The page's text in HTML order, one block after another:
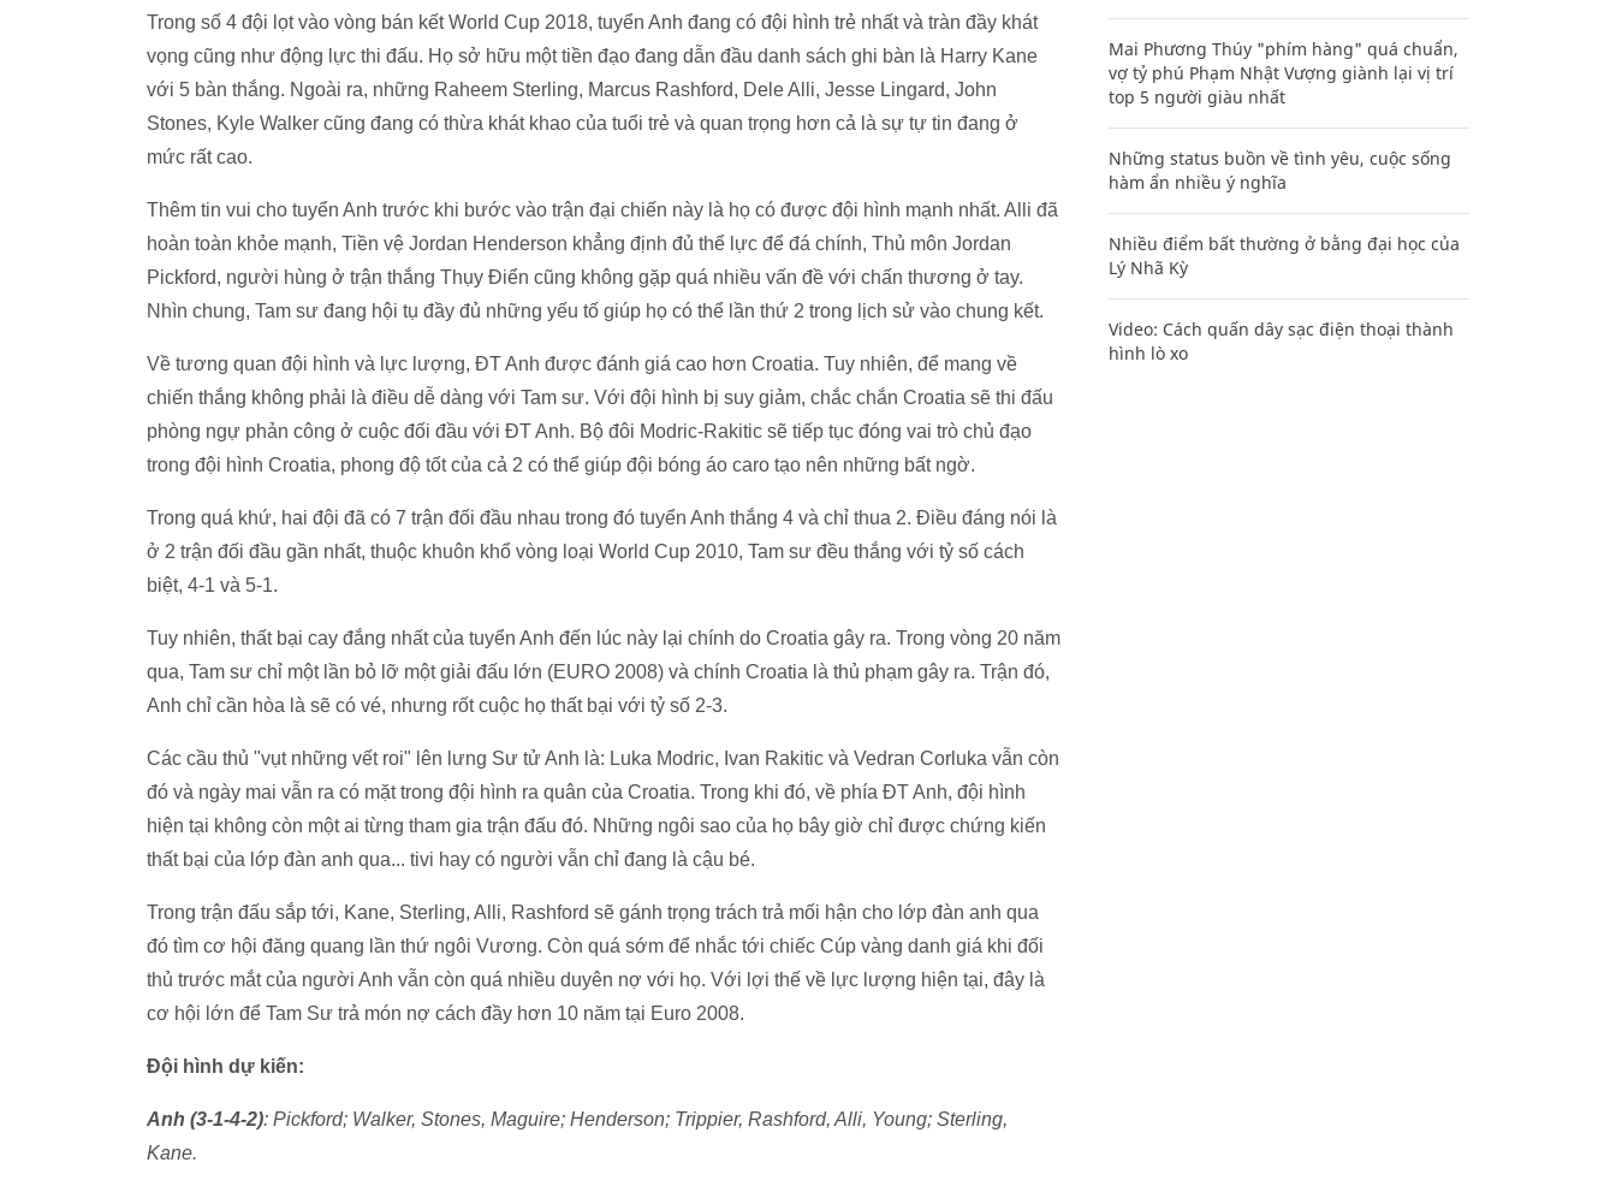
Trong số 4 đội lọt vào vòng bán kết World Cup 2018, tuyển Anh đang có đội hình trẻ nhất và tràn đầy khát
vọng cũng như động lực thi đấu. Họ sở hữu một tiền đạo đang dẫn đầu danh sách ghi bàn là Harry Kane
với 5 bàn thắng. Ngoài ra, những Raheem Sterling, Marcus Rashford, Dele Alli, Jesse Lingard, John
Stones, Kyle Walker cũng đang có thừa khát khao của tuổi trẻ và quan trọng hơn cả là sự tự tin đang ở
mức rất cao.
Thêm tin vui cho tuyển Anh trước khi bước vào trận đại chiến này là họ có được đội hình mạnh nhất. Alli đã
hoàn toàn khỏe mạnh, Tiền vệ Jordan Henderson khẳng định đủ thể lực để đá chính, Thủ môn Jordan
Pickford, người hùng ở trận thắng Thụy Điển cũng không gặp quá nhiều vấn đề với chấn thương ở tay.
Nhìn chung, Tam sư đang hội tụ đầy đủ những yếu tố giúp họ có thể lần thứ 2 trong lịch sử vào chung kết.
Về tương quan đội hình và lực lượng, ĐT Anh được đánh giá cao hơn Croatia. Tuy nhiên, để mang về
chiến thắng không phải là điều dễ dàng với Tam sư. Với đội hình bị suy giảm, chắc chắn Croatia sẽ thi đấu
phòng ngự phản công ở cuộc đối đầu với ĐT Anh. Bộ đôi Modric-Rakitic sẽ tiếp tục đóng vai trò chủ đạo
trong đội hình Croatia, phong độ tốt của cả 2 có thể giúp đội bóng áo caro tạo nên những bất ngờ.
Trong quá khứ, hai đội đã có 7 trận đối đầu nhau trong đó tuyển Anh thắng 4 và chỉ thua 2. Điều đáng nói là
ở 2 trận đối đầu gần nhất, thuộc khuôn khổ vòng loại World Cup 2010, Tam sư đều thắng với tỷ số cách
biệt, 4-1 và 5-1.
Tuy nhiên, thất bại cay đắng nhất của tuyển Anh đến lúc này lại chính do Croatia gây ra. Trong vòng 20 năm
qua, Tam sư chỉ một lần bỏ lỡ một giải đấu lớn (EURO 2008) và chính Croatia là thủ phạm gây ra. Trận đó,
Anh chỉ cần hòa là sẽ có vé, nhưng rốt cuộc họ thất bại với tỷ số 2-3.
Các cầu thủ "vụt những vết roi" lên lưng Sư tử Anh là: Luka Modric, Ivan Rakitic và Vedran Corluka vẫn còn
đó và ngày mai vẫn ra có mặt trong đội hình ra quân của Croatia. Trong khi đó, về phía ĐT Anh, đội hình
hiện tại không còn một ai từng tham gia trận đấu đó. Những ngôi sao của họ bây giờ chỉ được chứng kiến
thất bại của lớp đàn anh qua... tivi hay có người vẫn chỉ đang là cậu bé.
Trong trận đấu sắp tới, Kane, Sterling, Alli, Rashford sẽ gánh trọng trách trả mối hận cho lớp đàn anh qua
đó tìm cơ hội đăng quang lần thứ ngôi Vương. Còn quá sớm để nhắc tới chiếc Cúp vàng danh giá khi đối
thủ trước mắt của người Anh vẫn còn quá nhiều duyên nợ với họ. Với lợi thế về lực lượng hiện tại, đây là
cơ hội lớn để Tam Sư trả món nợ cách đầy hơn 10 năm tại Euro 2008.
Đội hình dự kiến:
Anh (3-1-4-2): Pickford; Walker, Stones, Maguire; Henderson; Trippier, Rashford, Alli, Young; Sterling,
Kane.
Mai Phương Thúy "phím hàng" quá chuẩn,
vợ tỷ phú Phạm Nhật Vượng giành lại vị trí
top 5 người giàu nhất
Những status buồn về tình yêu, cuộc sống
hàm ẩn nhiều ý nghĩa
Nhiều điểm bất thường ở bằng đại học của
Lý Nhã Kỳ
Video: Cách quấn dây sạc điện thoại thành
hình lò xo